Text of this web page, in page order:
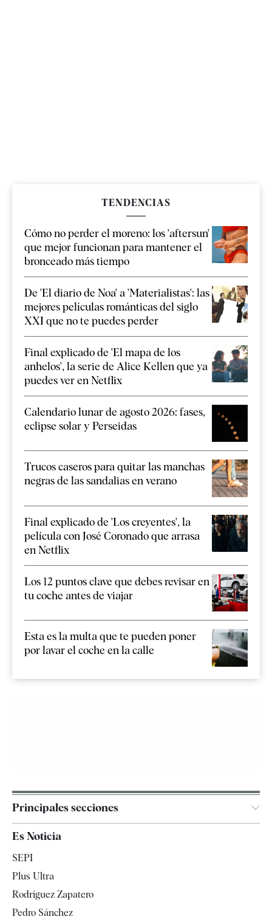
TENDENCIAS
Cómo no perder el moreno: los 'aftersun'
que mejor funcionan para mantener el
bronceado más tiempo
De 'El diario de Noa' a 'Materialistas': las
mejores películas románticas del siglo
XXI que no te puedes perder
Final explicado de 'El mapa de los
anhelos', la serie de Alice Kellen que ya
puedes ver en Netflix
Calendario lunar de agosto 2026: fases,
eclipse solar y Perseidas
Trucos caseros para quitar las manchas
negras de las sandalias en verano
Final explicado de 'Los creyentes', la
película con José Coronado que arrasa
en Netflix
Los 12 puntos clave que debes revisar en
tu coche antes de viajar
Esta es la multa que te pueden poner
por lavar el coche en la calle
Principales secciones
España
Televisión
Es Noticia
SEPI
Plus Ultra
Rodríguez Zapatero
Pedro Sánchez